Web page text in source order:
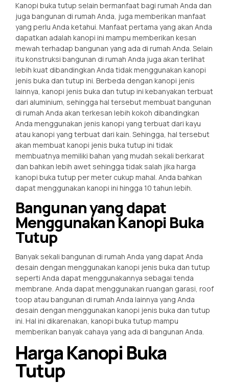
Kanopi buka tutup selain bermanfaat bagi rumah Anda dan
juga bangunan di rumah Anda, juga memberikan manfaat
yang perlu Anda ketahui. Manfaat pertama yang akan Anda
dapatkan adalah kanopi ini mampu memberikan kesan
mewah terhadap bangunan yang ada di rumah Anda. Selain
itu konstruksi bangunan di rumah Anda juga akan terlihat
lebih kuat dibandingkan Anda tidak menggunakan kanopi
jenis buka dan tutup ini. Berbeda dengan kanopi jenis
lainnya, kanopi jenis buka dan tutup ini kebanyakan terbuat
dari aluminium, sehingga hal tersebut membuat bangunan
di rumah Anda akan terkesan lebih kokoh dibandingkan
Anda menggunakan jenis kanopi yang terbuat dari kayu
atau kanopi yang terbuat dari kain. Sehingga, hal tersebut
akan membuat kanopi jenis buka tutup ini tidak
membuatnya memiliki bahan yang mudah sekali berkarat
dan bahkan lebih awet sehingga tidak salah jika harga
kanopi buka tutup per meter cukup mahal. Anda bahkan
dapat menggunakan kanopi ini hingga 10 tahun lebih.
Bangunan yang dapat
Menggunakan Kanopi Buka
Tutup
Banyak sekali bangunan di rumah Anda yang dapat Anda
desain dengan menggunakan kanopi jenis buka dan tutup
seperti Anda dapat menggunakannya sebagai tenda
membrane. Anda dapat menggunakan ruangan garasi, roof
toop atau bangunan di rumah Anda lainnya yang Anda
desain dengan menggunakan kanopi jenis buka dan tutup
ini. Hal ini dikarenakan, kanopi buka tutup mampu
memberikan banyak cahaya yang ada di bangunan Anda.
Harga Kanopi Buka
Tutup